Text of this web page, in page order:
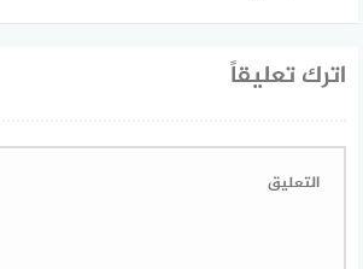
اترك تعليقاً